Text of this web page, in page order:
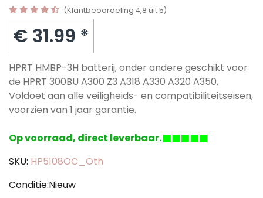
(Klantbeoordeling 4,8 uit 5)
€ 31.99 *
HPRT HMBP-3H batterij, onder andere geschikt voor
de HPRT 300BU A300 Z3 A318 A330 A320 A350.
Voldoet aan alle veiligheids- en compatibiliteitseisen,
voorzien van 1 jaar garantie.
Op voorraad, direct leverbaar.
SKU: HP5108OC_Oth
Conditie:Nieuw